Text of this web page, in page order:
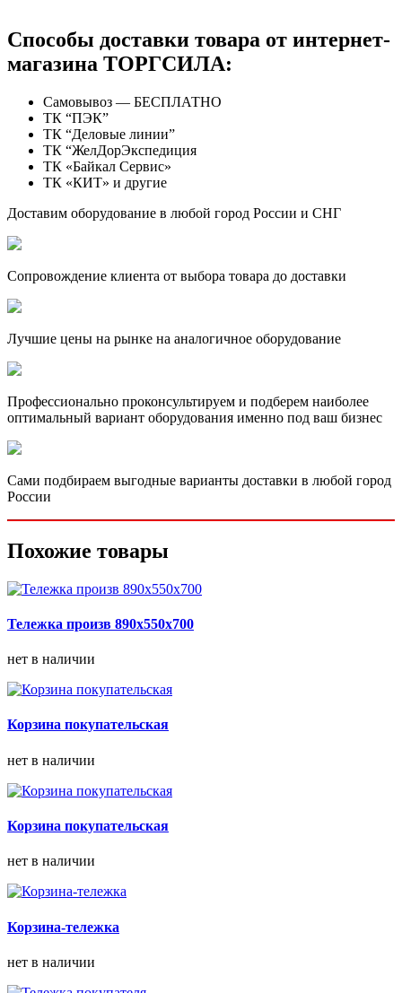
Способы доставки товара от интернет-
магазина ТОРГСИЛА:
Самовывоз — БЕСПЛАТНО
ТК “ПЭК”
ТК “Деловые линии”
ТК “ЖелДорЭкспедиция
ТК «Байкал Сервис»
ТК «КИТ» и другие
Доставим оборудование в любой город России и СНГ
Сопровождение клиента от выбора товара до доставки
Лучшие цены на рынке на аналогичное оборудование
Профессионально проконсультируем и подберем наиболее
оптимальный вариант оборудования именно под ваш бизнес
Сами подбираем выгодные варианты доставки в любой город
России
Похожие товары
Тележка произв 890х550х700
нет в наличии
Корзина покупательская
нет в наличии
Корзина покупательская
нет в наличии
Корзина-тележка
нет в наличии